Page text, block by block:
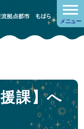
メニュー
課】へ